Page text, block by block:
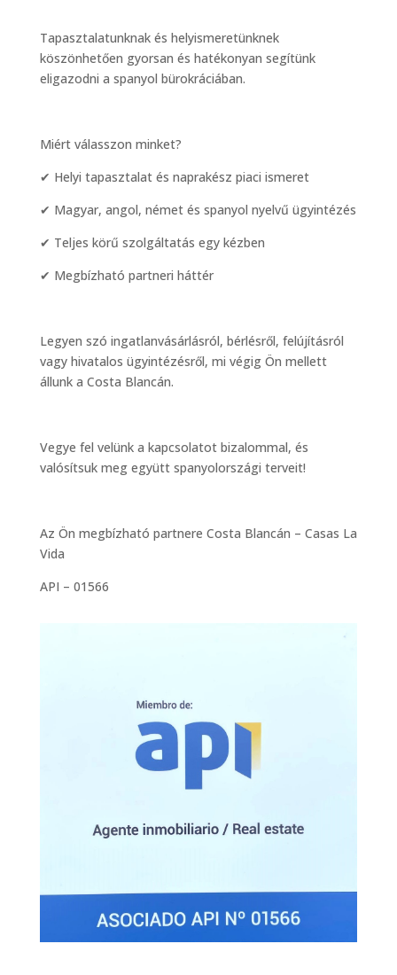
Tapasztalatunknak és helyismeretünknek
köszönhetően gyorsan és hatékonyan segítünk
eligazodni a spanyol bürokráciában.
Miért válasszon minket?
✔ Helyi tapasztalat és naprakész piaci ismeret
✔ Magyar, angol, német és spanyol nyelvű ügyintézés
✔ Teljes körű szolgáltatás egy kézben
✔ Megbízható partneri háttér
Legyen szó ingatlanvásárlásról, bérlésről, felújításról
vagy hivatalos ügyintézésről, mi végig Ön mellett
állunk a Costa Blancán.
Vegye fel velünk a kapcsolatot bizalommal, és
valósítsuk meg együtt spanyolországi terveit!
Az Ön megbízható partnere Costa Blancán – Casas La
Vida
API – 01566